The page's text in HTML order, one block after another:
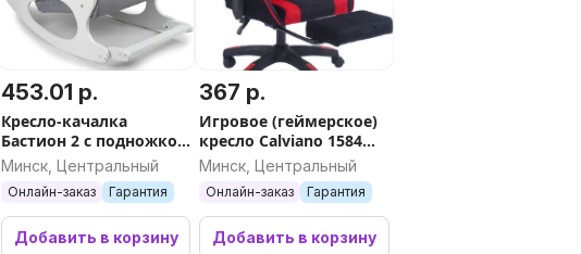
453.01 р.
Кресло-качалка
Бастион 2 с подножкой
рогожка (Мемори 15
серое на белых ногах)
Минск, Центральный
Онлайн-заказ Гарантия
Добавить в корзину
367 р.
Игровое (геймерское)
кресло Calviano 1584
(велюр, черный/
красный)
Минск, Центральный
Онлайн-заказ Гарантия
Добавить в корзину